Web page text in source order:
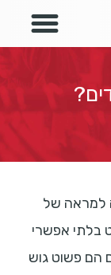
למראה של
בלתי אפשרי
הם פשוט גוש